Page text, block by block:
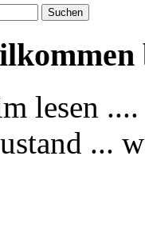
lesen
...